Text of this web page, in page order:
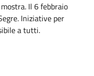
Il 6 febbraio
Iniziative per
a tutti.